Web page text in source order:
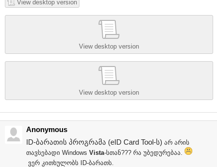
View desktop version
View desktop version
View desktop version
Anonymous
ID-ბარათის პროგრამა (eID Card Tool-ს) არ არის
თავსებადი Windows Vista-სთან??? რა უბედურებაა.
ვერ კითხულობს ID-ბარათს.